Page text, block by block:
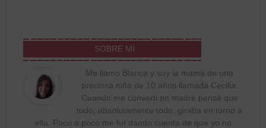
SOBRE MÍ
Me llamo Blanca y soy la mamá de una
preciosa niña de 10 años llamada Cecilia.
Cuando me converti en madre pensé que
todo, absolutamente todo, giraba en torno a
ella. Poco a poco me fuí dando cuenta de que yo no